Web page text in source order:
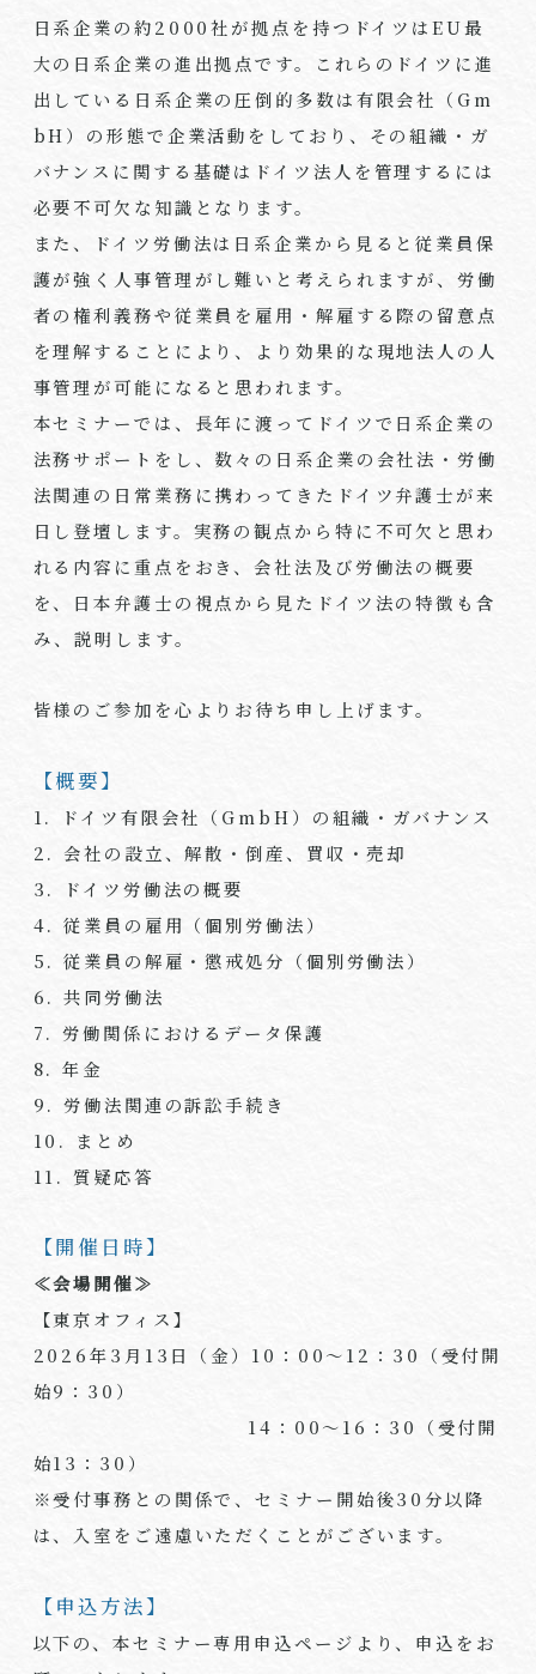
日系企業の約2000社が拠点を持つドイツはEU最
大の日系企業の進出拠点です。これらのドイツに進
出している日系企業の圧倒的多数は有限会社（ Gm
bH）の形態で企業活動をしており、その組織・ガ
バナンスに関する基礎はドイツ法人を管理するには
必要不可欠な知識となります。
また、ドイツ労働法は日系企業から見ると従業員保
護が強く人事管理がし難いと考えられますが、労働
者の権利義務や従業員を雇用・解雇する際の留意点
を理解することにより、より効果的な現地法人の人
事管理が可能になると思われます。
本セミナーでは、長年に渡ってドイツで日系企業の
法務サポートをし、数々の日系企業の会社法・労働
法関連の日常業務に携わってきたドイツ弁護士が来
日し登壇します。実務の観点から特に不可欠と思わ
れる内容に重点をおき、会社法及び労働法の概要
を、日本弁護士の視点から見たドイツ法の特徴も含
み、説明します。
皆様のご参加を心よりお待ち申し上げます。
【概要】
1. ドイツ有限会社（ GmbH）の組織・ガバナンス
2. 会社の設立、解散・倒産、買収・売却
3. ドイツ労働法の概要
4. 従業員の雇用（個別労働法）
5. 従業員の解雇・懲戒処分（個別労働法）
6. 共同労働法
7. 労働関係におけるデータ保護
8. 年金
9. 労働法関連の訴訟手続き
10. まとめ
11. 質疑応答
【開催日時】
≪会場開催≫
【東京オフィス】
2026年3月13日（金）10：00～12：30（受付開
始9：30）
14：00～16：30（受付開
始13：30）
※受付事務との関係で、セミナー開始後30分以降
は、入室をご遠慮いただくことがございます。
【申込方法】
以下の、本セミナー専用申込ページより、申込をお